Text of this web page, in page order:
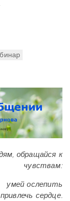
обращайся к
чувствам:
сердце.